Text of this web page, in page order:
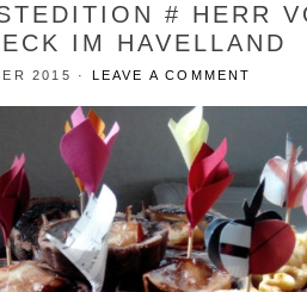
# HERR
IM HAVELLAND
2015 · LEAVE A COMMENT